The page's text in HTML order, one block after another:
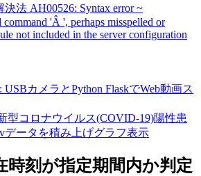
決法 AH00526: Syntax error ~
'Â ', perhaps misspelled or
not included in the server configuration
USBカメラとPython FlaskでWeb動画ス
型コロナウイルス(COVID-19)陽性患
データを積み上げグラフ表示
時刻が指定期間内か判定